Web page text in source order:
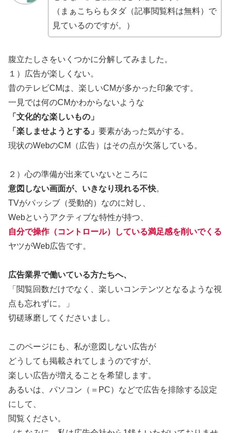
（まぁこちらもタダ（記事閲覧料は無料）で
見ているのですが。）
腹立たしさをいくつかに分解してみました。
１）広告が楽しくない。
昔のテレビCMは、楽しいCMが多かった印象です。
一見では何のCMかわからないような
「文化的な楽しいもの」
「楽しませようとする」 要素があった気がする。
現状のWebのCM（広告）はその点が欠落している。
２）心の準備が出来ていないところに
意図しない画面が、いきなり現れる不快。
TVがパッシブ（受動的）なのに対し、
Webというアクティブな特性が持つ、
自分で操作（コントロール）している満足感を削いでくる
ヤツがWeb広告です。
広告業界で働いている方たちへ、
「閲覧回数だけでなく、楽しいコンテンツとなるような視
点も忘れずに。」
切磋琢磨してくださいまし。
このページにも、私が意図しない広告が
どうしても掲載されてしまうのですが、
楽しい広告が増えることを希望します。
あるいは、パソコン（＝PC）などで広告を排除する設定
にして、
閲覧ください。